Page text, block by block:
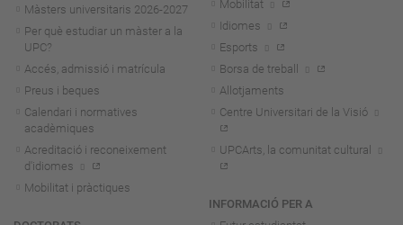
Màsters universitaris 2026-2027
Per què estudiar un màster a la
UPC?
Accés, admissió i matrícula
Preus i beques
Calendari i normatives
acadèmiques
Acreditació i reconeixement
d'idiomes
Mobilitat i pràctiques
Mobilitat
Idiomes
Esports
Borsa de treball
Allotjaments
Centre Universitari de la Visió
UPCArts, la comunitat cultural
INFORMACIÓ PER A